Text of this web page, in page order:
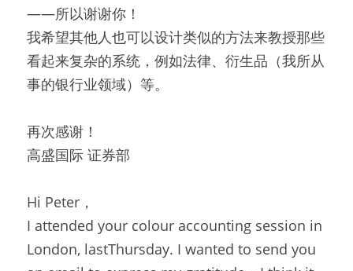
——所以谢谢你！
我希望其他人也可以设计类似的方法来教授那些
看起来复杂的系统，例如法律、衍生品（我所从
事的银行业领域）等。
再次感谢！
高盛国际 证券部
Hi Peter，
I attended your colour accounting session in
London, lastThursday. I wanted to send you